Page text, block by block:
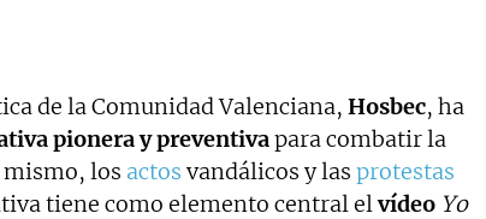
de la Comunidad Valenciana, Hosbec, ha
pionera y preventivapara combatir la
mismo, los actos vandálicos y las protestas
tiene como elemento central elvídeo Yo